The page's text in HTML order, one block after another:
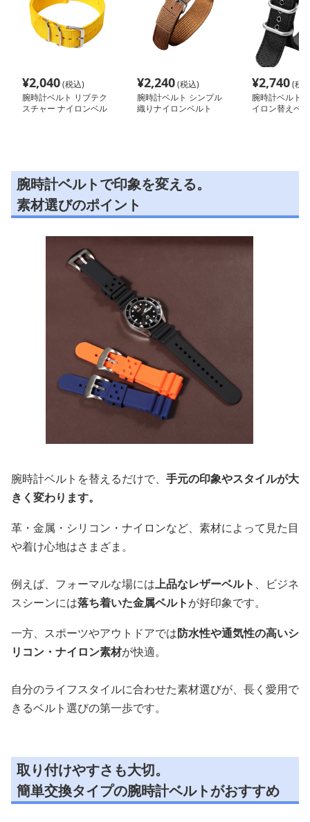
¥2,040(税込)
腕時計ベルト リブテク
スチャー ナイロンベル
¥2,240(税込)
腕時計ベルト シンプル
織りナイロンベルト
¥2,740(税
腕時計ベルト
イロン替えベ
腕時計ベルトで印象を変える。
素材選びのポイント
腕時計ベルトを替えるだけで、 手元の印象やスタイルが大
きく変わります。
革・金属・シリコン・ナイロンなど、素材によって見た目
や着け心地はさまざま。
例えば、フォーマルな場には上品なレザーベルト 、ビジネ
スシーンには落ち着いた金属ベルトが好印象です。
一方、スポーツやアウトドアでは防水性や通気性の高いシ
リコン・ナイロン素材が快適。
自分のライフスタイルに合わせた素材選びが、長く愛用で
きるベルト選びの第一歩です。
取り付けやすさも大切。
簡単交換タイプの腕時計ベルトがおすすめ